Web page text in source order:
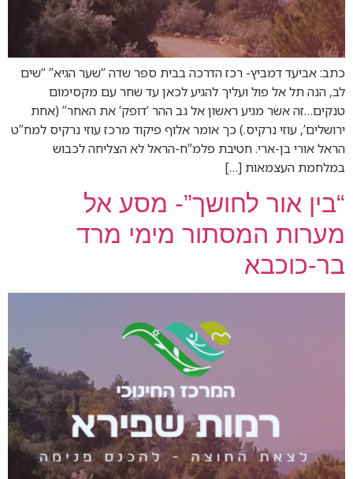
כתב: אביעד דמביץ- רכז הדרכה בבית ספר שדה “שער הגיא” “שים
לב, הנה תל אל פול ועליך להגיע לכאן עד שחר עם מקסימום
טנקים…זה אשר מגיע ראשון אל גב ההר ‘דופק’ את האחר” (אחת
ירושלים’, עוזי נרקיס.) כך אומר אלוף פיקוד מרכז עוזי נרקיס למח”ט
הראל אורי בן-ארי. חטיבת פלמ”ח-הראל לא הצליחה לכבוש
במלחמת העצמאות […]
“בין אור לחושך”- מסע אל
מערות המסתור מימי מרד
בר-כוכבא